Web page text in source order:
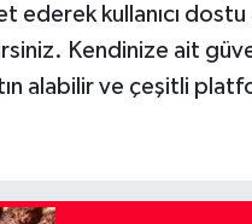
ederek kullanıcı dostu
Kendinize ait
alabilir ve çeşitli